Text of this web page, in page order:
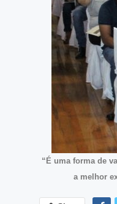
“É uma forma de
a melhor